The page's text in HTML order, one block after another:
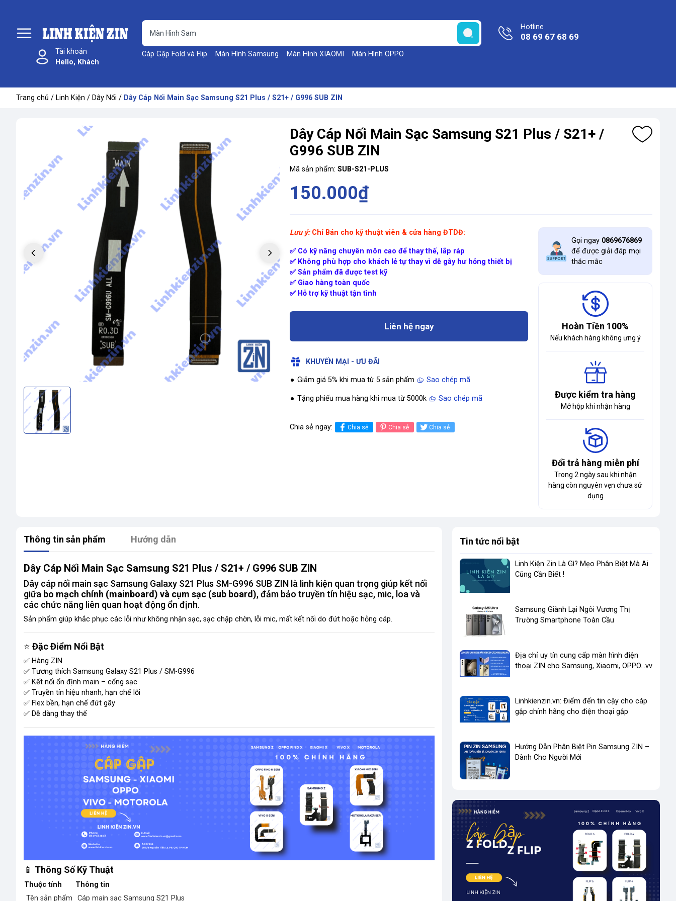
Cáp Gập Fold và Flip Màn Hình Samsung Màn Hình XIAOMI Màn Hình OPPO
Hotline
08 69 67 68 69
Tài khoản
Hello, Khách
Trang chủ / Linh Kiện / Dây Nối / Dây Cáp Nối Main Sạc Samsung S21 Plus / S21+ / G996 SUB ZIN
Dây Cáp Nối Main Sạc Samsung S21 Plus / S21+ /
G996 SUB ZIN
Mã sản phẩm:SUB-S21-PLUS
150.000₫
Lưu ý: Chỉ Bán cho kỹ thuật viên & cửa hàng ĐTDĐ:
✅ Có kỹ năng chuyên môn cao để thay thế, lắp ráp
✅ Không phù hợp cho khách lẻ tự thay vì dễ gây hư hỏng thiết bị
✅ Sản phẩm đã được test kỹ
✅ Giao hàng toàn quốc
✅ Hỗ trợ kỹ thuật tận tình
Liên hệ ngay
KHUYẾN MẠI - ƯU ĐÃI
Giảm giá 5% khi mua từ 5 sản phẩm Sao chép mã
Tặng phiếu mua hàng khi mua từ 5000k Sao chép mã
Chia sẻ ngay: Chia sẻ Chia sẻ Chia sẻ
Gọi ngay 0869676869
để được giải đáp mọi
thắc mắc
Hoàn Tiền 100%
Nếu khách hàng không ưng ý
Được kiểm tra hàng
Mở hộp khi nhận hàng
Đổi trả hàng miễn phí
Trong 2 ngày sau khi nhận
hàng còn nguyên vẹn chưa sử
dụng
Thông tin sản phẩm Hướng dẫn
Dây Cáp Nối Main Sạc Samsung S21 Plus / S21+ / G996 SUB ZIN
Dây cáp nối main sạc Samsung Galaxy S21 Plus SM-G996 SUB ZIN là linh kiện quan trọng giúp kết nối
giữa bo mạch chính (mainboard) và cụm sạc (sub board), đảm bảo truyền tín hiệu sạc, mic, loa và
các chức năng liên quan hoạt động ổn định.
Sản phẩm giúp khắc phục các lỗi như không nhận sạc, sạc chập chờn, lỗi mic, mất kết nối do đứt hoặc hỏng cáp.
⭐ Đặc Điểm Nổi Bật
✅ Hàng ZIN
✅ Tương thích Samsung Galaxy S21 Plus / SM-G996
✅ Kết nối ổn định main – cổng sạc
✅ Truyền tín hiệu nhanh, hạn chế lỗi
✅ Flex bền, hạn chế đứt gãy
✅ Dễ dàng thay thế
📱 Thông Số Kỹ Thuật
Thuộc tính
Thông tin
Tên sản phẩm
Cáp main sạc Samsung S21 Plus
Tin tức nổi bật
Linh Kiện Zin Là Gì? Mẹo Phân Biệt Mà Ai
Cũng Cần Biết !
​Samsung Giành Lại Ngôi Vương Thị
Trường Smartphone Toàn Cầu
Địa chỉ uy tín cung cấp màn hình điện
thoại ZIN cho Samsung, Xiaomi, OPPO...vv
Linhkienzin.vn: Điểm đến tin cậy cho cáp
gập chính hãng cho điện thoại gập
Hướng Dẫn Phân Biệt Pin Samsung ZIN –
Dành Cho Người Mới